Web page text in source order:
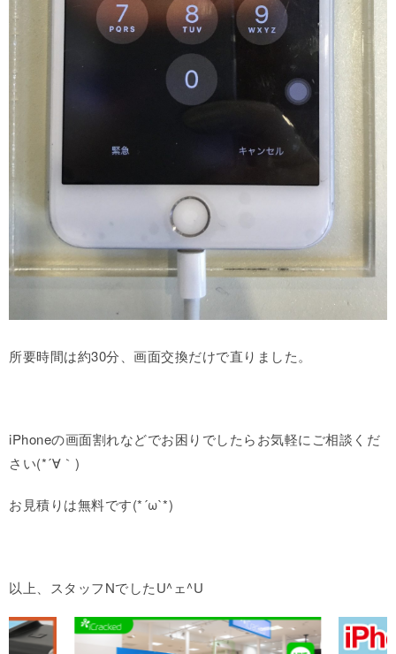
所要時間は約30分、画面交換だけで直りました。
iPhoneの画面割れなどでお困りでしたらお気軽にご相談くだ
さい(*´∀｀)
お見積りは無料です(*´ω`*)
以上、スタッフNでしたU^ェ^U